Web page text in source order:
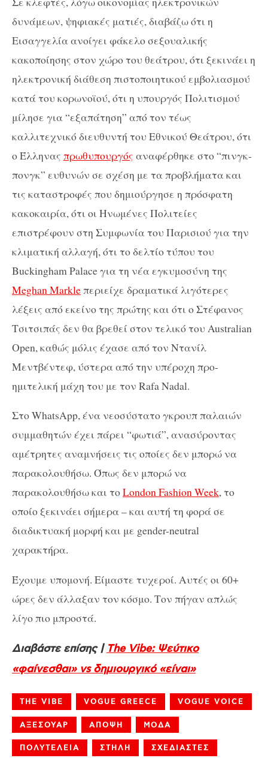
δυνάμεων, ψηφιακές ματιές, διαβάζω ότι η
Εισαγγελία ανοίγει φάκελο σεξουαλικής
κακοποίησης στον χώρο του θεάτρου, ότι ξεκινάει η
ηλεκτρονική διάθεση πιστοποιητικού εμβολιασμού
κατά του κορωνοϊού, ότι η υπουργός Πολιτισμού
μίλησε για “εξαπάτηση” από τον τέως
καλλιτεχνικό διευθυντή του Εθνικού Θεάτρου, ότι
ο Έλληνας πρωθυπουργός αναφέρθηκε στο “πινγκ-
πονγκ” ευθυνών σε σχέση με τα προβλήματα και
τις καταστροφές που δημιούργησε η πρόσφατη
κακοκαιρία, ότι οι Ηνωμένες Πολιτείες
επιστρέφουν στη Συμφωνία του Παρισιού για την
κλιματική αλλαγή, ότι το δελτίο τύπου του
Buckingham Palace για τη νέα εγκυμοσύνη της
Meghan Markleπεριείχε δραματικά λιγότερες
λέξεις από εκείνο της πρώτης και ότι ο Στέφανος
Τσιτσιπάς δεν θα βρεθεί στον τελικό του Australian
Open, καθώς μόλις έχασε από τον Ντανίλ
Μεντβέντεφ, ύστερα από την υπέροχη προ-
ημιτελική μάχη του με τον Rafa Nadal.
Στο WhatsApp, ένα νεοσύστατο γκρουπ παλαιών
συμμαθητών έχει πάρει “φωτιά”, ανασύροντας
αμέτρητες αναμνήσεις τις οποίες δεν μπορώ να
παρακολουθήσω. Όπως δεν μπορώ να
παρακολουθήσω και τοLondon Fashion Week, το
οποίο ξεκινάει σήμερα – και αυτή τη φορά σε
διαδικτυακή μορφή και με gender-neutral
χαρακτήρα.
Έχουμε υπομονή. Είμαστε τυχεροί. Αυτές οι 60+
ώρες δεν άλλαξαν τον κόσμο. Τον πήγαν απλώς
λίγο πιο μπροστά.
Διαβάστε επίσης | The Vibe: Ψεύτικο
«φαίνεσθαι» vs δημιουργικό «είναι»
THE VIBE VOGUE GREECE VOGUE VOICE
ΑΞΕΣΟΥΑΡ ΑΠΟΨΗ ΜΟΔΑ
ΠΟΛΥΤΕΛΕΙΑ ΣΤΗΛΗ ΣΧΕΔΙΑΣΤΕΣ